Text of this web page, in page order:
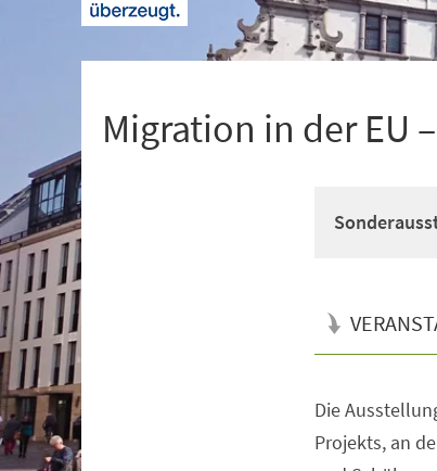
Migration in der EU
Die
Projekts, an